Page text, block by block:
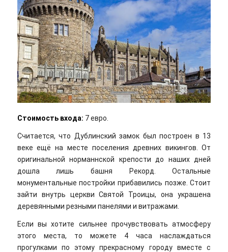
Стоимость входа: 7 евро.
Считается, что Дублинский замок был построен в 13
веке ещё на месте поселения древних викингов. От
оригинальной норманнской крепости до наших дней
дошла лишь башня Рекорд. Остальные
монументальные постройки прибавились позже. Стоит
зайти внутрь церкви Святой Троицы, она украшена
деревянными резными панелями и витражами.
Если вы хотите сильнее прочувствовать атмосферу
этого места, то можете 4 часа наслаждаться
прогулками по этому прекрасному городу вместе с